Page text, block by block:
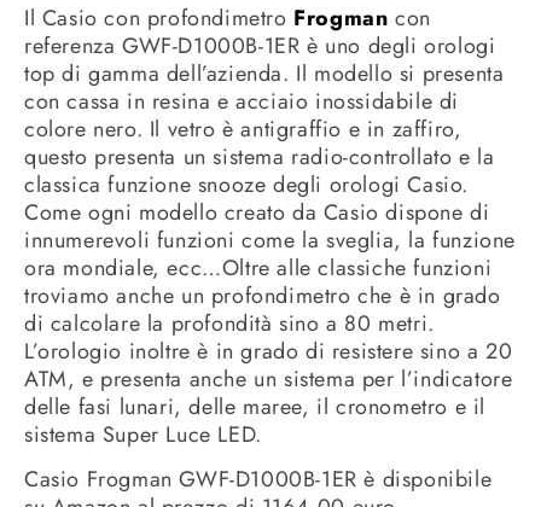
Il Casio con profondimetro Frogman con
referenza GWF-D1000B-1ER è uno degli orologi
top di gamma dell’azienda. Il modello si presenta
con cassa in resina e acciaio inossidabile di
colore nero. Il vetro è antigraffio e in zaffiro,
questo presenta un sistema radio-controllato e la
classica funzione snooze degli orologi Casio.
Come ogni modello creato da Casio dispone di
innumerevoli funzioni come la sveglia, la funzione
ora mondiale, ecc…Oltre alle classiche funzioni
troviamo anche un profondimetro che è in grado
di calcolare la profondità sino a 80 metri.
L’orologio inoltre è in grado di resistere sino a 20
ATM, e presenta anche un sistema per l’indicatore
delle fasi lunari, delle maree, il cronometro e il
sistema Super Luce LED.
Casio Frogman GWF-D1000B-1ER è disponibile